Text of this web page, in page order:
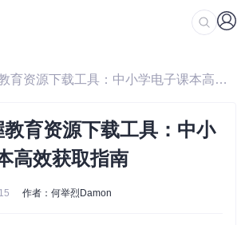
/ 3分钟掌握教育资源下载工具：中小学电子课本高效获取指南
育资源下载工具：中小
高效获取指南
作者：何举烈Damon